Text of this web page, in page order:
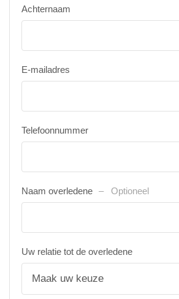
Achternaam
E-mailadres
Telefoonnummer
Naam overledene Optioneel
Uw relatie tot de overledene